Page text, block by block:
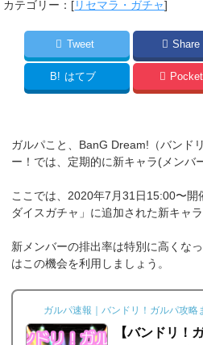
カテゴリー：[リセマラ・ガチャ]
Tweet Share
B! はてブ Pocket
ガルパこと、BanG Dream!（バンド
ー！では、定期的に新キャラ(メンバ
ここでは、2020年7月31日15:00〜開
ダイスガチャ」に追加された新キャ
新メンバーの排出率は特別に高くな
はこの機会を利用しましょう。
ガルパ速報｜バンドリ！ガルパ攻略
【バンドリ！